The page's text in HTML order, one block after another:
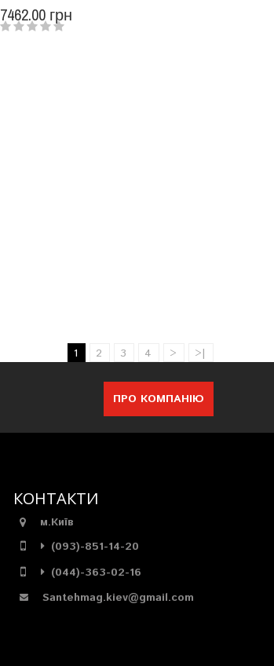
7462.00 грн
1 2 3 4 > >|
ПРО КОМПАНІЮ
КОНТАКТИ
м.Київ
(093)-851-14-20
(044)-363-02-16
Santehmag.kiev@gmail.com